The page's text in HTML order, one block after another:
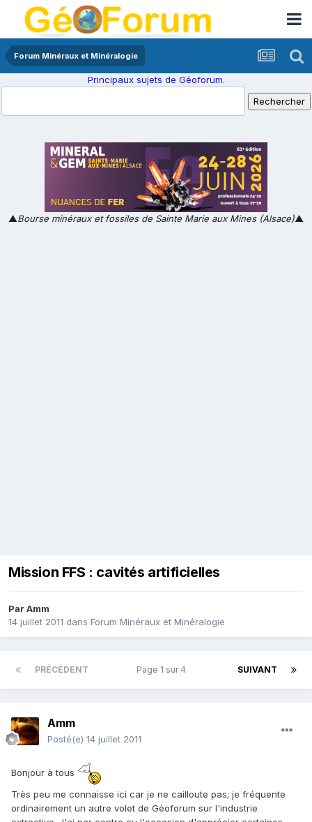
Forum Minéraux et Minéralogie
Principaux sujets de Géoforum.
▲Bourse minéraux et fossiles de Sainte Marie aux Mines (Alsace)▲
Mission FFS : cavités artificielles
ParAmm
14 juillet 2011 dans Forum Minéraux et Minéralogie
PRÉCÉDENT SUIVANT
Page 1 sur 4
Amm
Posté(e) 14 juillet 2011
Bonjour à tous
Très peu me connaisse ici car je ne cailloute pas; je fréquente
ordinairement un autre volet de Géoforum sur l'industrie